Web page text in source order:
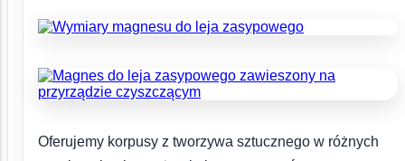
Oferujemy korpusy z tworzywa sztucznego w różnych